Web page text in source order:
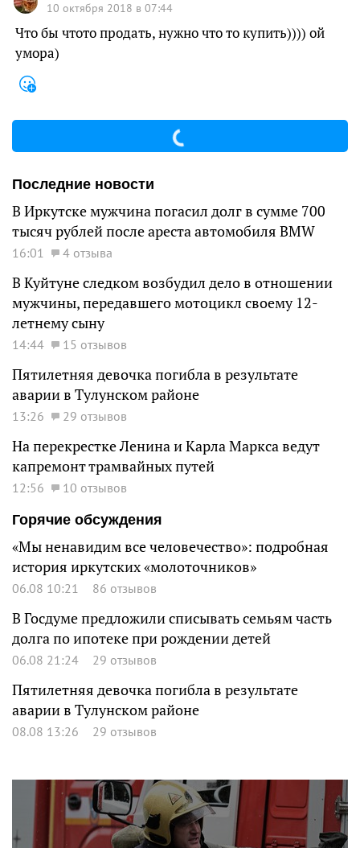
10 октября 2018 в 07:44
Что бы чтото продать, нужно что то купить)))) ой
умора)
Последние новости
В Иркутске мужчина погасил долг в сумме 700
тысяч рублей после ареста автомобиля BMW
16:01 4 отзыва
В Куйтуне следком возбудил дело в отношении
мужчины, передавшего мотоцикл своему 12-
летнему сыну
14:44 15 отзывов
Пятилетняя девочка погибла в результате
аварии в Тулунском районе
13:26 29 отзывов
На перекрестке Ленина и Карла Маркса ведут
капремонт трамвайных путей
12:56
10 отзывов
Горячие обсуждения
«Мы ненавидим все человечество»: подробная
история иркутских «молоточников»
06.08 10:21 86 отзывов
В Госдуме предложили списывать семьям часть
долга по ипотеке при рождении детей
06.08 21:24 29 отзывов
Пятилетняя девочка погибла в результате
аварии в Тулунском районе
08.08 13:26 29 отзывов